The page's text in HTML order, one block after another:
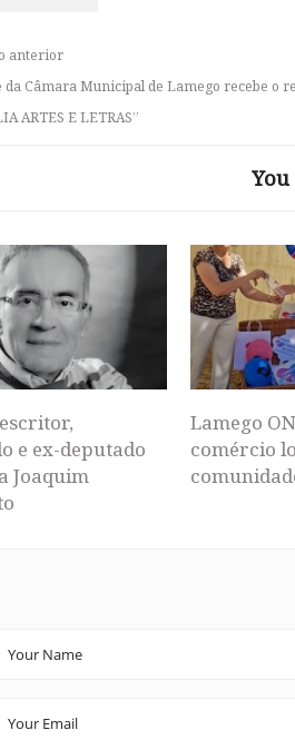
anterior
da Câmara Municipal de Lamego recebe o
ARTES E LETRAS”
e ex-deputado
Joaquim
Lamego
comércio